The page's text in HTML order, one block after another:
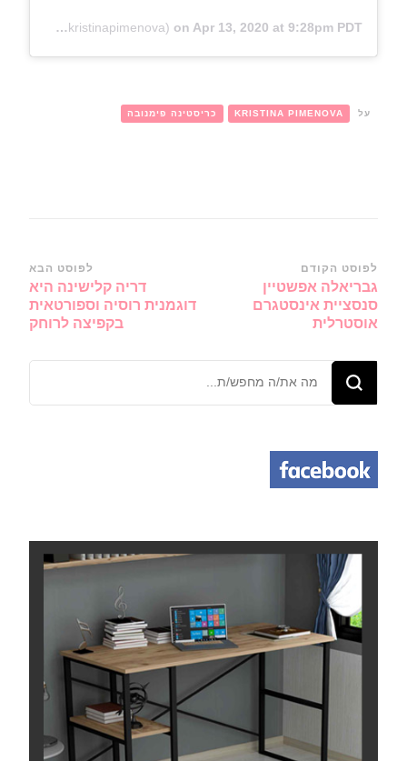
A post shared by Kristina Pimenova (@kristinapimenova) on Apr 13, 2020 at 9:28pm PDT
על KRISTINA PIMENOVA כריסטינה פימנובה
ניווט
ברשומות
לפוסט הקודם
גבריאלה אפשטיין
סנסציית אינסטגרם
אוסטרלית
לפוסט הבא
דריה קלישינה היא
דוגמנית רוסיה וספורטאית
בקפיצה לרוחק
מחפש/ת
משהו?